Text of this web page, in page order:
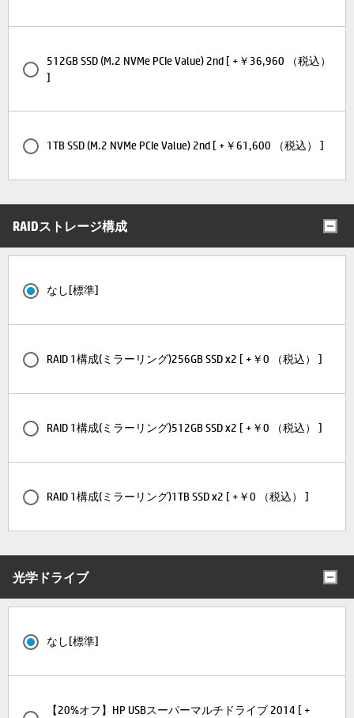
512GB SSD (M.2 NVMe PCIe Value) 2nd [ +￥36,960 （税込）
]
1TB SSD (M.2 NVMe PCIe Value) 2nd [ +￥61,600 （税込） ]
RAIDストレージ構成
なし[標準]
RAID 1構成(ミラーリング)256GB SSD x2 [ +￥0 （税込） ]
RAID 1構成(ミラーリング)512GB SSD x2 [ +￥0 （税込） ]
RAID 1構成(ミラーリング)1TB SSD x2 [ +￥0 （税込） ]
光学ドライブ
なし[標準]
【20%オフ】HP USBスーパーマルチドライブ 2014 [ +